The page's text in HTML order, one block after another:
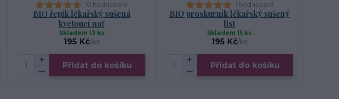
10 hodnocení
BIO řepík lékařský sušená
kvetoucí nať
195 Kč/ks
Skladem 13 ks
Přidat do košíku
1 hodnocení
BIO proskurník lékařský sušený
list
195 Kč/ks
Skladem 15 ks
Přidat do košíku